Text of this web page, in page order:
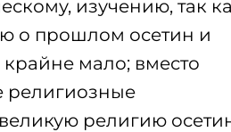
изучению, так
о прошлом осетин и
мало; вместо
религиозные
религию